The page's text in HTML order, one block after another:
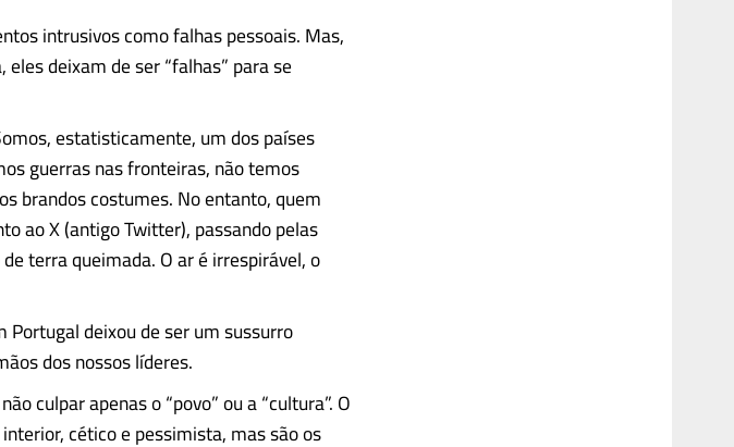
intrusivos como falhas pessoais. Mas,
deixam de ser “falhas” para se
estatisticamente, um dos países
guerras nas fronteiras, não temos
brandos costumes. No entanto, quem
ao X (antigo Twitter), passando pelas
terra queimada. O ar é irrespirável, o
Portugal deixou de ser um sussurro
dos nossos líderes.
culpar apenas o “povo” ou a “cultura”. O
cético e pessimista, mas são os